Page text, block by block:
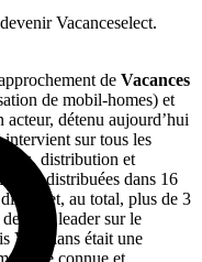
Vacanceselect.
de Vacances
de mobil-homes) et
acteur, détenu aujourd’hui
sur tous les
distribution et
distribuées dans 16
et, au total, plus de 3
leader sur le
Vacalians était une